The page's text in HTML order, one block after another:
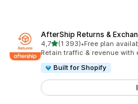
AfterShip Returns &
4,7av 5 stjerner
(1 393)
Totalt 1393 omtaler
•Free plan
Retain traffic & revenue with
Built for Shopify